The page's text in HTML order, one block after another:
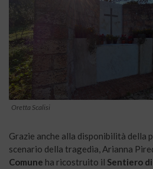
Oretta Scalisi
Grazie anche alla disponibilità della
scenario della tragedia, Arianna
Comune ha ricostruito il Sentiero